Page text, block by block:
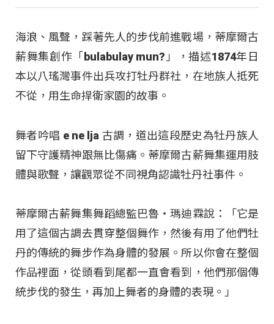
海浪、風聲，踩著先人的步伐前進戰場，蒂摩爾古
薪舞集創作「bulabulay mun?」，描述1874年日
本以八瑤灣事件出兵攻打牡丹群社，在地族人抵死
不從，用生命捍衛家園的故事。
舞者吟唱 e ne lja 古調，道出這段歷史為牡丹族人
留下守護精神跟無比傷痛。蒂摩爾古薪舞集運用肢
體與歌聲，讓觀眾從不同視角認識牡丹社事件。
蒂摩爾古薪舞集舞蹈總監巴魯‧瑪迪霖說：「它是
用了這個古調去貫穿整個舞作，然後有用了他們牡
丹的傳統的舞步作為身體的發展。所以你會在整個
作品裡面，從頭看到尾都一直會看到，他們那個傳
統步伐的發生，再加上舞者的身體的表現。」